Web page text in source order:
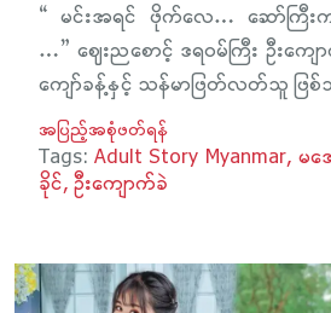
“ မင်းအရင် ဖိုက်လေ… ဆော်ကြီး
…” ဈေးညစောင့် ဒရဝမ်ကြီး ဦးက
ကျော်ခန့်နှင့် သန်မာဖြတ်လတ်သူ ဖြ
အပြည့်အစုံဖတ်ရန်
Tags:Adult Story Myanmar မအ
ခိုင် ဦးကျောက်ခဲ